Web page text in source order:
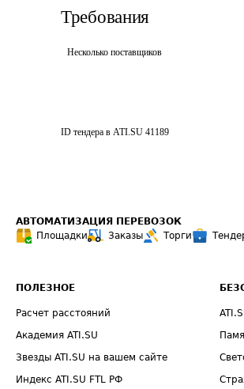
Требования
Несколько поставщиков
ID тендера в ATI.SU 41189
АВТОМАТИЗАЦИЯ ПЕРЕВОЗОК
Площадки
Заказы Торги
ПОЛЕЗНОЕ
Расчет расстояний
Академия ATI.SU
Звезды ATI.SU на вашем сайте
Индекс ATI.SU FTL РФ